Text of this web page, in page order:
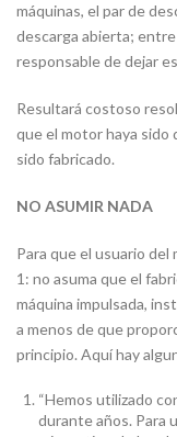
máquinas, el par de
descarga abierta;
responsable de dejar
Resultará costoso
que el motor haya sido
sido fabricado.
NO ASUMIR NADA
Para que el usuario
1: no asuma que el
máquina impulsada,
a menos de que
principio. Aquí hay
“Hemos utilizado
durante años. Para